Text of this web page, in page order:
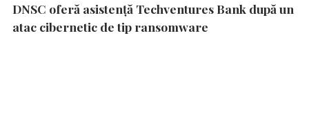
DNSC oferă asistență Techventures Bank după un
atac cibernetic de tip ransomware